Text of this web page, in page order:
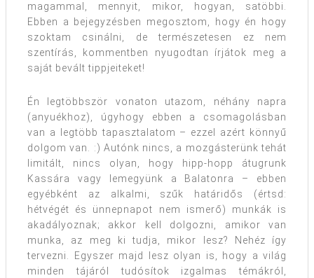
magammal, mennyit, mikor, hogyan, satöbbi.
Ebben a bejegyzésben megosztom, hogy én hogy
szoktam csinálni, de természetesen ez nem
szentírás, kommentben nyugodtan írjátok meg a
saját bevált tippjeiteket!
Én legtöbbször vonaton utazom, néhány napra
(anyuékhoz), úgyhogy ebben a csomagolásban
van a legtöbb tapasztalatom – ezzel azért könnyű
dolgom van. :) Autónk nincs, a mozgásterünk tehát
limitált, nincs olyan, hogy hipp-hopp átugrunk
Kassára vagy lemegyünk a Balatonra – ebben
egyébként az alkalmi, szűk határidős (értsd:
hétvégét és ünnepnapot nem ismerő) munkák is
akadályoznak; akkor kell dolgozni, amikor van
munka, az meg ki tudja, mikor lesz? Nehéz így
tervezni. Egyszer majd lesz olyan is, hogy a világ
minden tájáról tudósítok izgalmas témákról,